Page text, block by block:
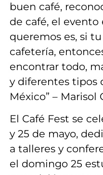
buen café,
de café, el evento
queremos es, si
cafetería,
encontrar todo,
y diferentes tipos
México” – Marisol
El Café Fest se
y 25 de mayo,
a talleres y
el domingo 25